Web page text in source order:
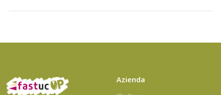
Azienda